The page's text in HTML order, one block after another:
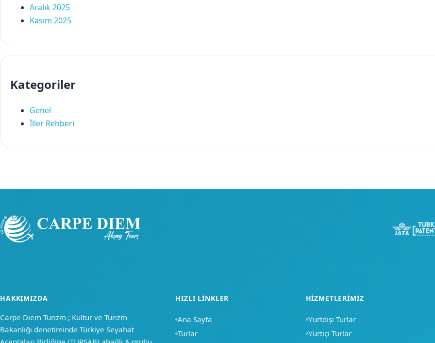
Aralık 2025
Kasım 2025
Kategoriler
Genel
İller Rehberi
HAKKIMIZDA
Carpe Diem Turizm ; Kültür ve Turizm
Bakanlığı denetiminde Türkiye Seyahat
HIZLI LINKLER
Ana Sayfa
Turlar
HIZMETLERIMIZ
Yurtdışı Turlar
Yurtiçi Turlar